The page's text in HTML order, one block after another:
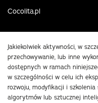
Cocolita.pl
Jakiekolwiek aktywności, w
przechowywanie, lub inne
dostępnych w ramach
w szczególności w celu ich
rozwoju, modyfikacji i
algorytmów lub sztucznej